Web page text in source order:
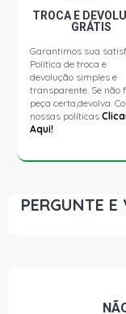
TROCA E
GRÁTIS
Garantimos sua
Política de troca e
devolução simples e
transparente. Se não
peça certa,devolva.
nossas políticas
Aqui!
PERGUNTE